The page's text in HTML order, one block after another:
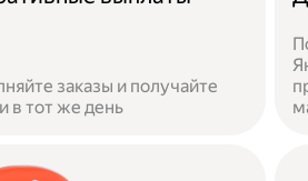
заказы и получайте
в тот же день